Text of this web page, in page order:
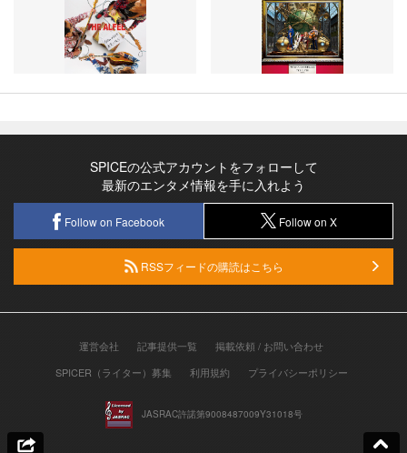
SPICEの公式アカウントをフォローして
最新のエンタメ情報を手に入れよう
Follow on Facebook Follow on X
RSSフィードの購読はこちら
運営会社 記事提供一覧
掲載依頼 / お問い合わせ
SPICER（ライター）募集
利用規約 プライバシーポリシー
JASRAC許諾第9008487009Y31018号